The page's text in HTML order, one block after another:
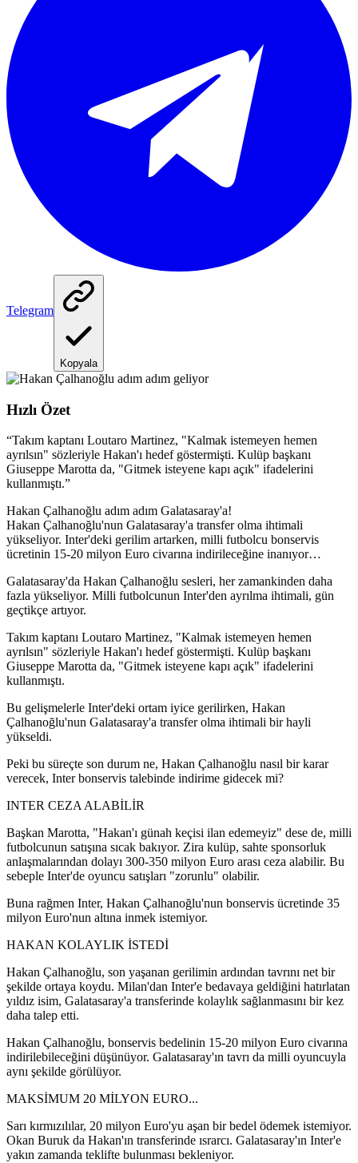
Telegram
Kopyala
Hızlı Özet
“Takım kaptanı Loutaro Martinez, "Kalmak istemeyen hemen
ayrılsın" sözleriyle Hakan'ı hedef göstermişti. Kulüp başkanı
Giuseppe Marotta da, "Gitmek isteyene kapı açık" ifadelerini
kullanmıştı.”
Hakan Çalhanoğlu adım adım Galatasaray'a!
Hakan Çalhanoğlu'nun Galatasaray'a transfer olma ihtimali
yükseliyor. Inter'deki gerilim artarken, milli futbolcu bonservis
ücretinin 15-20 milyon Euro civarına indirileceğine inanıyor…
Galatasaray'da Hakan Çalhanoğlu sesleri, her zamankinden daha
fazla yükseliyor. Milli futbolcunun Inter'den ayrılma ihtimali, gün
geçtikçe artıyor.
Takım kaptanı Loutaro Martinez, "Kalmak istemeyen hemen
ayrılsın" sözleriyle Hakan'ı hedef göstermişti. Kulüp başkanı
Giuseppe Marotta da, "Gitmek isteyene kapı açık" ifadelerini
kullanmıştı.
Bu gelişmelerle Inter'deki ortam iyice gerilirken, Hakan
Çalhanoğlu'nun Galatasaray'a transfer olma ihtimali bir hayli
yükseldi.
Peki bu süreçte son durum ne, Hakan Çalhanoğlu nasıl bir karar
verecek, Inter bonservis talebinde indirime gidecek mi?
INTER CEZA ALABİLİR
Başkan Marotta, "Hakan'ı günah keçisi ilan edemeyiz" dese de, milli
futbolcunun satışına sıcak bakıyor. Zira kulüp, sahte sponsorluk
anlaşmalarından dolayı 300-350 milyon Euro arası ceza alabilir. Bu
sebeple Inter'de oyuncu satışları "zorunlu" olabilir.
Buna rağmen Inter, Hakan Çalhanoğlu'nun bonservis ücretinde 35
milyon Euro'nun altına inmek istemiyor.
HAKAN KOLAYLIK İSTEDİ
Hakan Çalhanoğlu, son yaşanan gerilimin ardından tavrını net bir
şekilde ortaya koydu. Milan'dan Inter'e bedavaya geldiğini hatırlatan
yıldız isim, Galatasaray'a transferinde kolaylık sağlanmasını bir kez
daha talep etti.
Hakan Çalhanoğlu, bonservis bedelinin 15-20 milyon Euro civarına
indirilebileceğini düşünüyor. Galatasaray'ın tavrı da milli oyuncuyla
aynı şekilde görülüyor.
MAKSİMUM 20 MİLYON EURO...
Sarı kırmızılılar, 20 milyon Euro'yu aşan bir bedel ödemek istemiyor.
Okan Buruk da Hakan'ın transferinde ısrarcı. Galatasaray'ın Inter'e
yakın zamanda teklifte bulunması bekleniyor.